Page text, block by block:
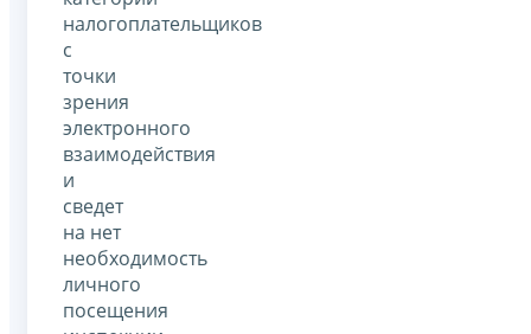
налогоплательщиков
с
точки
зрения
электронного
взаимодействия
и
сведет
на нет
необходимость
личного
посещения